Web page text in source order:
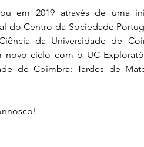
em 2019 através de uma
do Centro da Sociedade
da Universidade de
novo ciclo com o UC
de Coimbra: Tardes de